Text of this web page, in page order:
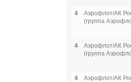
4
Аэрофлот/АК
(группа
4
Аэрофлот/АК
(группа
4
Аэрофлот/АК